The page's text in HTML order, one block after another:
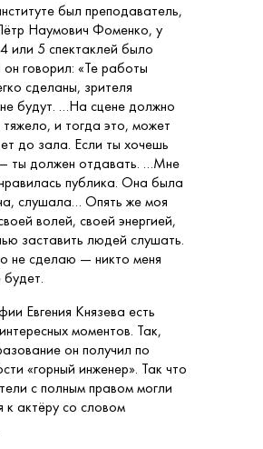
был преподаватель,
Наумович Фоменко, у
или 5 спектаклей было
говорил: «Те работы
сделаны, зрителя
будут. …На сцене должно
и тогда это, может
до зала. Если ты хочешь
ты должен отдавать. …Мне
публика. Она была
слушала… Опять же моя
волей, своей энергией,
заставить людей слушать.
не сделаю — никто меня
Евгения Князева есть
моментов. Так,
он получил по
«горный инженер». Так что
с полным правом могли
к актёру со словом